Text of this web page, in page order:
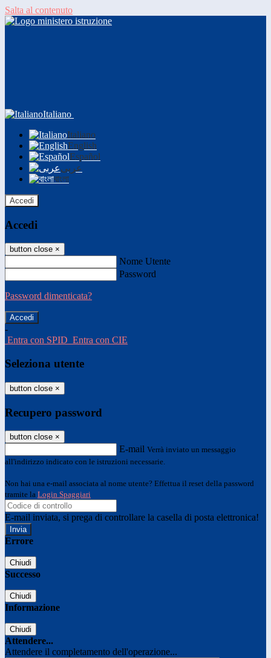
Salta al contenuto
Italiano
Italiano
English
Español
عربى
বাংলা
Accedi
Accedi
button close ×
Nome Utente
Password
Password dimenticata?
-
Entra con SPID Entra con CIE
Seleziona utente
button close ×
Recupero password
button close ×
E-mail Verrà inviato un messaggio
all'indirizzo indicato con le istruzioni necessarie.
Non hai una e-mail associata al nome utente? Effettua il reset della password
tramite la Login Spaggiari
E-mail inviata, si prega di controllare la casella di posta elettronica!
Errore
Chiudi
Successo
Chiudi
Informazione
Chiudi
Attendere...
Attendere il completamento dell'operazione...